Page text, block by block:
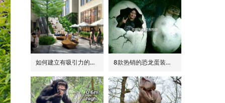
如何建立有吸引力的商场外围(恐龙或流行主题) 8款热销的恐龙蛋装饰(模型/雕塑)供参考